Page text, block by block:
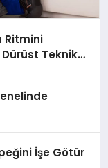
Ritmini
Teknik
İşe Götür